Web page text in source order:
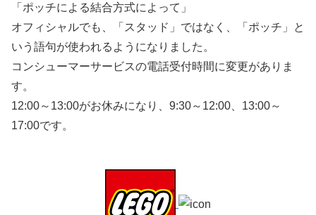
「ポッチによる結合方式によって」
オフィシャルでも、「スタッド」ではなく、「ポッチ」と
いう語句が使われるようになりました。
コンシューマーサービスの電話受付時間に変更がありま
す。
12:00～13:00がお休みになり、9:30～12:00、13:00～
17:00です。